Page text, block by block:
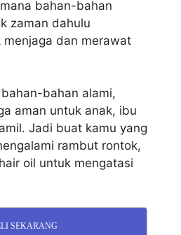
bahan-bahan
zaman dahulu
dan merawat
bahan alami,
aman untuk anak, ibu
Jadi buat kamu yang
rambut rontok,
oil untuk mengatasi
SEKARANG